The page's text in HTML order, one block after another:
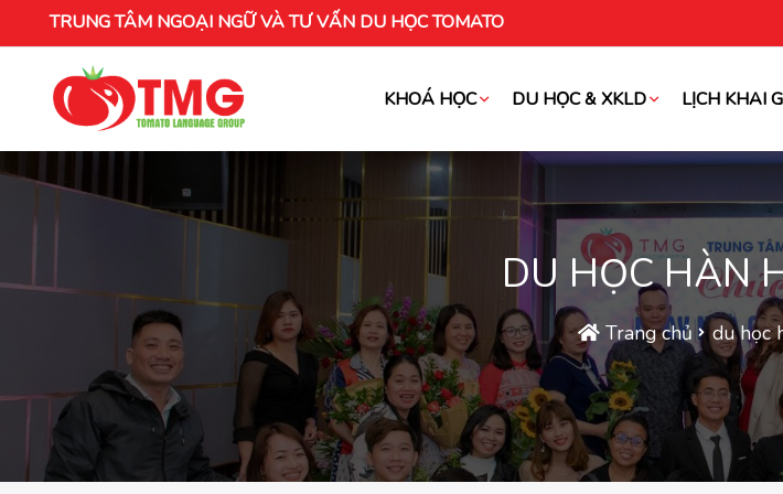
TRUNG TÂM NGOẠI NGỮ VÀ TƯ VẤN DU HỌC TOMATO
KHOÁ HỌC DU HỌC & XKLD LỊCH KHAI
DU HỌC HÀN
Trang chủ du học